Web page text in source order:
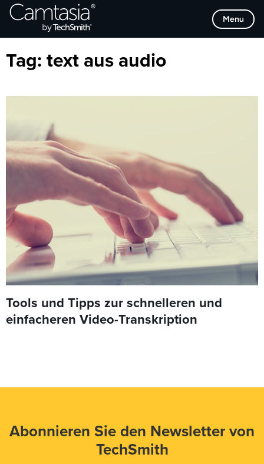
Direkt
zum
Menu
Browse Categories
Tag: text aus audio
Tools und Tipps zur schnelleren und
einfacheren Video-Transkription
Abonnieren Sie den Newsletter von
TechSmith